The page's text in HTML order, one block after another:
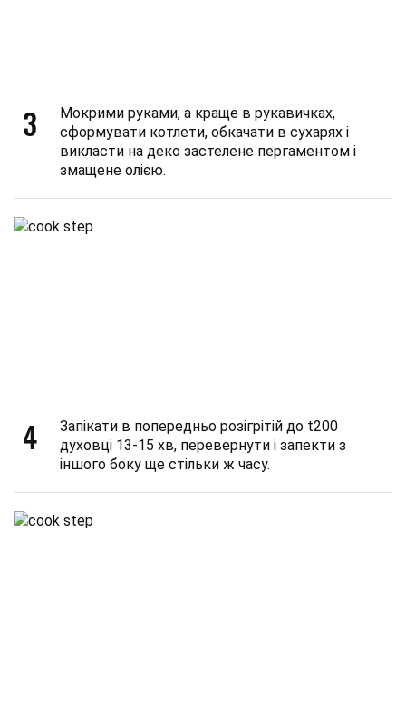
3
Мокрими руками, а краще в рукавичках,
сформувати котлети, обкачати в сухарях і
викласти на деко застелене пергаментом і
змащене олією.
4
Запікати в попередньо розігрітій до t200
духовці 13-15 хв, перевернути і запекти з
іншого боку ще стільки ж часу.